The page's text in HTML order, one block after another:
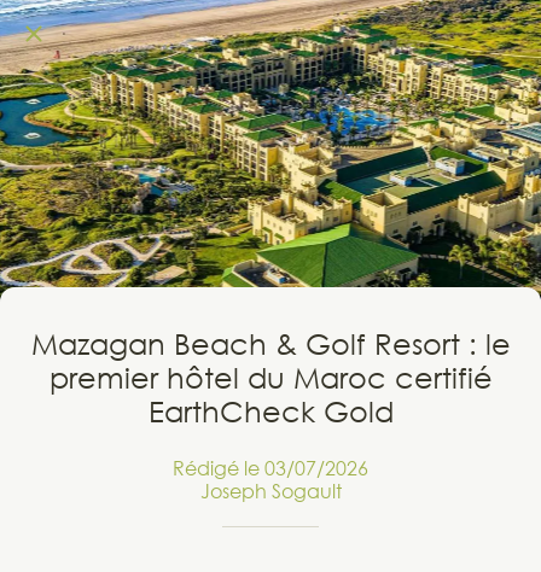
Mazagan Beach & Golf Resort : le
premier hôtel du Maroc certifié
EarthCheck Gold
Rédigé le 03/07/2026
Joseph Sogault